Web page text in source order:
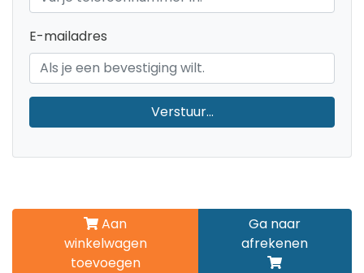
E-mailadres
Verstuur...
Aan
winkelwagen
toevoegen
Ga naar
afrekenen